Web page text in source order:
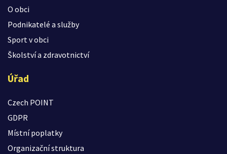
O obci
Podnikatelé a služby
Sport v obci
Školství a zdravotnictví
Úřad
Czech POINT
GDPR
Místní poplatky
Organizační struktura